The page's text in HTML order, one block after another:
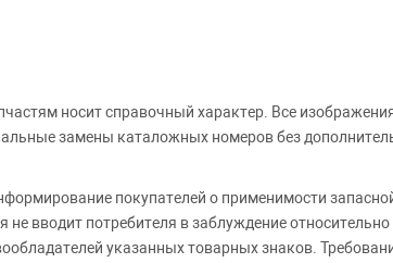
носит справочный характер. Все
замены каталожных номеров без
покупателей о применимости
вводит потребителя в заблуждение относительно
указанных товарных знаков.